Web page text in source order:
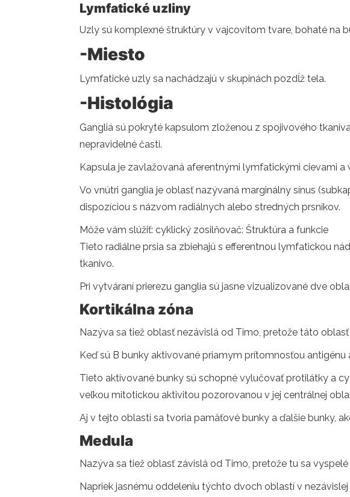
Lymfatické uzliny
Uzly sú komplexné štruktúry v vajcovitom tvare, bohaté na
-Miesto
Lymfatické uzly sa nachádzajú v skupinách pozdĺž tela.
-Histológia
Gangliá sú pokryté kapsulom zloženou z spojivového
nepravidelné časti.
Kapsula je zavlažovaná aferentnými lymfatickými cievami a
Vo vnútri ganglia je oblasť nazývaná marginálny sínus
dispozíciou s názvom radiálnych alebo stredných prsníkov.
Môže vám slúžiť: cyklický zosilňovač: Štruktúra a funkcie
Tieto radiálne prsia sa zbiehajú s efferentnou lymfatickou
tkanivo.
Pri vytváraní prierezu ganglia sú jasne vizualizované dve
Kortikálna zóna
Nazýva sa tiež oblasť nezávislá od Timo, pretože táto
Keď sú B bunky aktivované priamym prítomnosťou
Tieto aktivované bunky sú schopné vylučovať protilátky a
veľkou mitotickou aktivitou pozorovanou v jej centrálnej
Aj v tejto oblasti sa tvoria pamäťové bunky a ďalšie bunky,
Medula
Nazýva sa tiež oblasť závislá od Timo, pretože tu sa
Napriek jasnému oddeleniu týchto dvoch oblastí v